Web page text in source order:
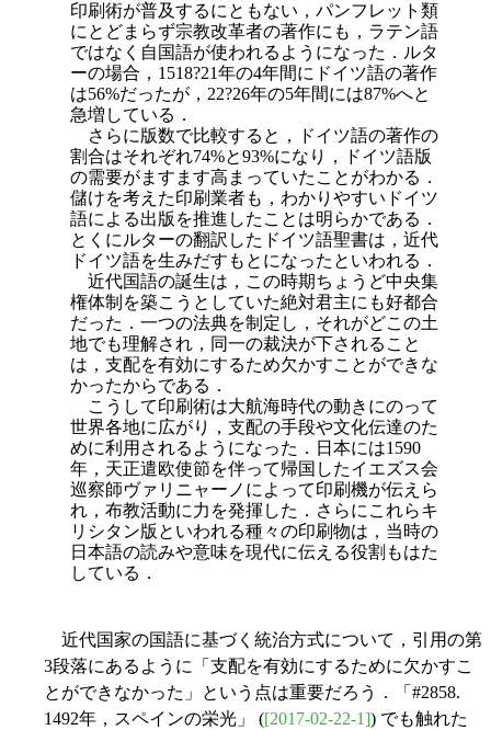
印刷術が普及するにともない，パンフレット類
にとどまらず宗教改革者の著作にも，ラテン語
ではなく自国語が使われるようになった．ルタ
ーの場合，1518?21年の4年間にドイツ語の著作
は56%だったが，22?26年の5年間には87%へと
急増している．
さらに版数で比較すると，ドイツ語の著作の
割合はそれぞれ74%と93%になり，ドイツ語版
の需要がますます高まっていたことがわかる．
儲けを考えた印刷業者も，わかりやすいドイツ
語による出版を推進したことは明らかである．
とくにルターの翻訳したドイツ語聖書は，近代
ドイツ語を生みだすもとになったといわれる．
近代国語の誕生は，この時期ちょうど中央集
権体制を築こうとしていた絶対君主にも好都合
だった．一つの法典を制定し，それがどこの土
地でも理解され，同一の裁決が下されること
は，支配を有効にするため欠かすことができな
かったからである．
こうして印刷術は大航海時代の動きにのって
世界各地に広がり，支配の手段や文化伝達のた
めに利用されるようになった．日本には1590
年，天正遣欧使節を伴って帰国したイエズス会
巡察師ヴァリニャーノによって印刷機が伝えら
れ，布教活動に力を発揮した．さらにこれらキ
リシタン版といわれる種々の印刷物は，当時の
日本語の読みや意味を現代に伝える役割もはた
している．
近代国家の国語に基づく統治方式について，引用の第
3段落にあるように「支配を有効にするために欠かすこ
とができなかった」という点は重要だろう．「#2858.
1492年，スペインの栄光」 ([2017-02-22-1]) でも触れた